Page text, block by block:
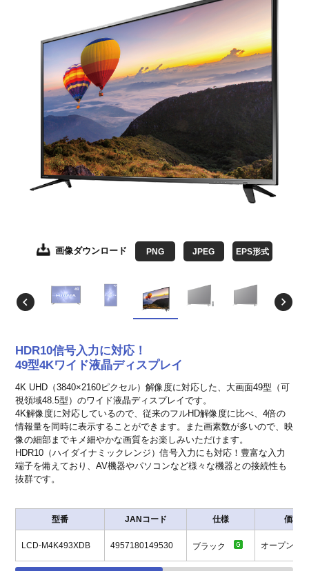
画像ダウンロード PNG JPEG EPS形式
画像ダウンロード EPS形式
画像ダウンロード EPS形式
画像ダウンロード EPS形式
画像ダウンロード EPS形式
画像ダウンロード EPS形式
画像ダウンロード EPS形式
画像ダウンロード EPS形式
画像ダウンロード JPEG
HDR10信号入力に対応！
49型4Kワイド液晶ディスプレイ
4K UHD（3840×2160ピクセル）解像度に対応した、大画面49型（可
視領域48.5型）のワイド液晶ディスプレイです。
4K解像度に対応しているので、従来のフルHD解像度に比べ、4倍の
情報量を同時に表示することができます。また画素数が多いので、映
像の細部までキメ細やかな画質をお楽しみいただけます。
HDR10（ハイダイナミックレンジ）信号入力にも対応！豊富な入力
端子を備えており、AV機器やパソコンなど様々な機器との接続性も
抜群です。
型番 JANコード 仕様 価格
LCD-M4K493XDB 4957180149530 ブラック オープン